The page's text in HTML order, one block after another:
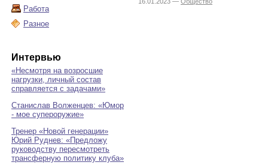
Работа
Разное
Интервью
«Несмотря на возросшие
нагрузки, личный состав
справляется с задачами»
Станислав Волженцев: «Юмор
- мое супероружие»
Тренер «Новой генерации»
Юрий Руднев: «Предложу
руководству пересмотреть
трансферную политику клуба»